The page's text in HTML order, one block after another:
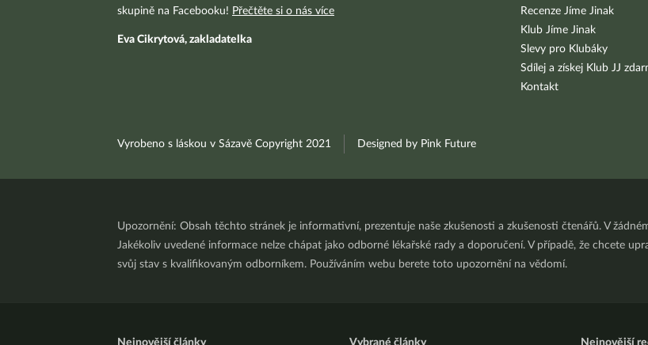
skupině na Facebooku! Přečtěte si o nás více
Eva Cikrytová, zakladatelka
Recenze Jíme Jinak
Klub Jíme Jinak
Slevy pro Klubáky
Sdílej a získej Klub JJ
Kontakt
Vyrobeno s láskou v Sázavě Copyright 2021 Designed by Pink Future
Upozornění: Obsah těchto stránek je informativní, prezentuje naše zkušenosti a zkušenosti čtenářů. V
Jakékoliv uvedené informace nelze chápat jako odborné lékařské rady a doporučení. V případě, že chcete
svůj stav s kvalifikovaným odborníkem. Používáním webu berete toto upozornění na vědomí.
Nejnovější články Vybrané články Nejnovější